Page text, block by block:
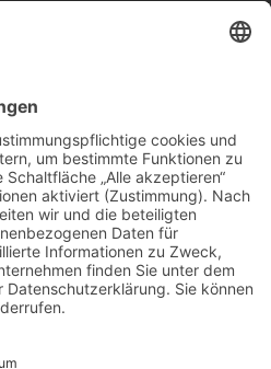
im Überblick
Nutzer
suchen
Blog
Presse
Der DGuSV